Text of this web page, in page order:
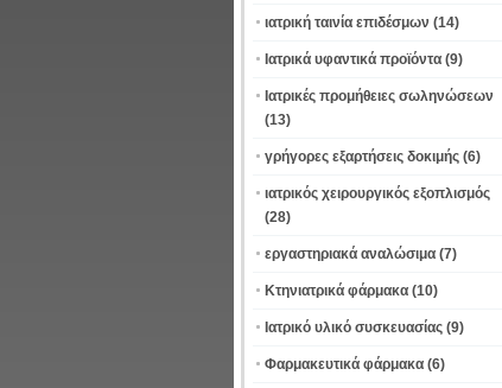
ιατρική ταινία επιδέσμων (14)
Ιατρικά υφαντικά προϊόντα (9)
Ιατρικές προμήθειες σωληνώσεων
(13)
γρήγορες εξαρτήσεις δοκιμής (6)
ιατρικός χειρουργικός εξοπλισμός
(28)
εργαστηριακά αναλώσιμα (7)
Κτηνιατρικά φάρμακα (10)
Ιατρικό υλικό συσκευασίας (9)
Φαρμακευτικά φάρμακα (6)